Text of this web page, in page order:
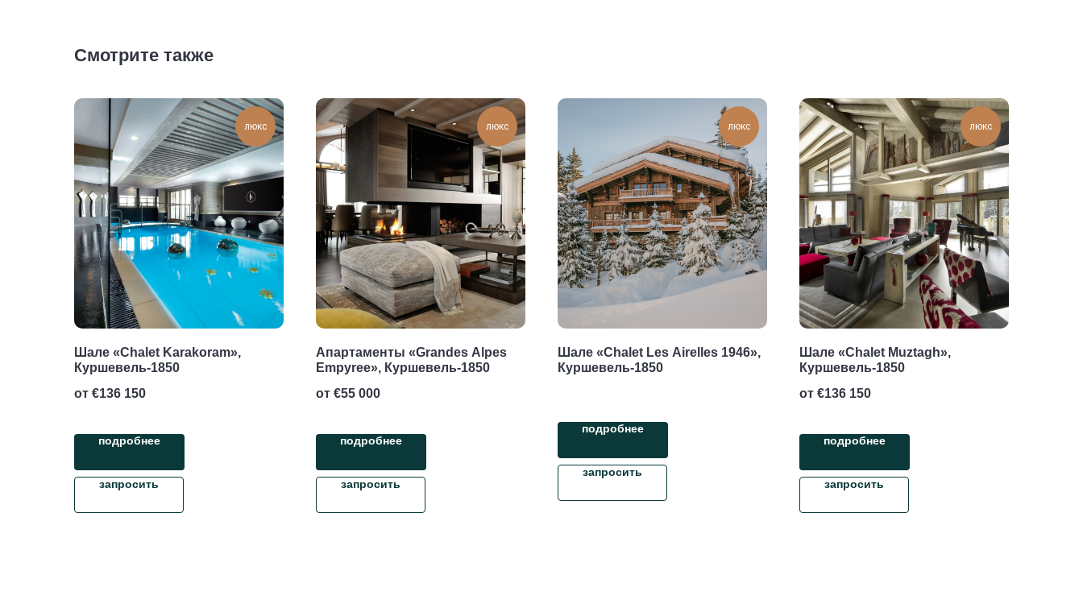
Смотрите также
люкс
Шале «Chalet Karakoram»,
Куршевель-1850
от €136 150
подробнее
запросить
люкс
Апартаменты «Grandes Alpes
Empyree», Куршевель-1850
от €55 000
подробнее
запросить
люкс
Шале «Chalet Les Airelles 1946»,
Куршевель-1850
подробнее
запросить
люкс
Шале «Chalet Muztagh»,
Куршевель-1850
от €136 150
подробнее
запросить